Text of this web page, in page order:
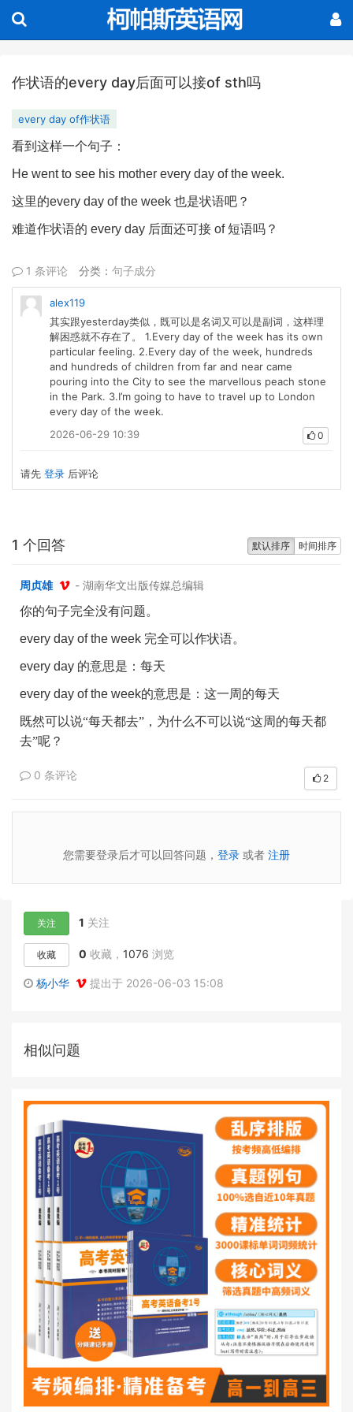
作状语的every day后面可以接of sth吗
every day of作状语
看到这样一个句子：
He went to see his mother every day of the week.
这里的every day of the week 也是状语吧？
难道作状语的 every day 后面还可接 of短语吗？
1 条评论 分类： 句子成分
alex119
其实跟yesterday类似，既可以是名词又可以是副词，这样理
解困惑就不存在了。 1.Every day of the week has its own
particular feeling. 2.Every day of the week, hundreds
and hundreds of children from far and near came
pouring into the City to see the marvellous peach stone
in the Park. 3.I’m going to have to travel up to London
every day of the week.
2026-06-29 10:39
0
请先 登录 后评论
默认排序 时间排序
1 个回答
周贞雄
- 湖南华文出版传媒总编辑
你的句子完全没有问题。
every day of the week 完全可以作状语。
every day 的意思是：每天
every day of the week的意思是：这一周的每天
既然可以说“每天都去”，为什么不可以说“这周的每天都
去”呢？
0 条评论 2
您需要登录后才可以回答问题， 登录 或者 注册
关注 1 关注
收藏 0 收藏， 1076 浏览
杨小华 提出于 2026-06-03 15:08
相似问题